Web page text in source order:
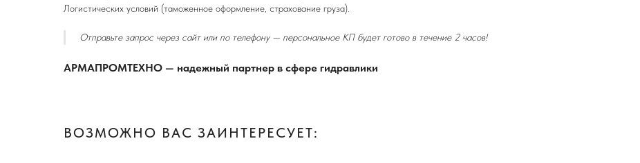
Логистических условий (таможенное оформление, страхование груза).
Отправьте запрос через сайт или по телефону — персональное КП будет готово в течение 2 часов!
АРМАПРОМТЕХНО — надежный партнер в сфере гидравлики
ВОЗМОЖНО ВАС ЗАИНТЕРЕСУЕТ: